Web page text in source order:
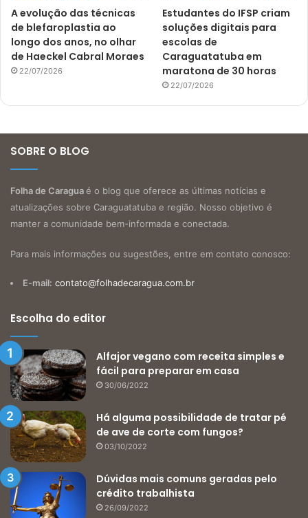
A evolução das técnicas
de blefaroplastia ao
longo dos anos, no olhar
de Haeckel Cabral Moraes
22/07/2026
Estudantes do IFSP criam
soluções digitais para
escolas de
Caraguatatuba em
maratona de 30 horas
22/07/2026
SOBRE O BLOG
Folha de Caraguaé o blog que oferece as últimas notícias e
atualizações sobre Caraguatatuba e região. Nosso objetivo é
manter a comunidade bem-informada e conectada.
Para mais informações ou sugestões, entre em contato conosco:
E-mail: contato@folhadecaragua.com.br
Escolha do editor
Alfajor vegano com receita simples e
fácil para preparar em casa
30/06/2022
Há alguma possibilidade de tratar pé
de ave de corte com fungos?
03/10/2022
Dúvidas mais comuns geradas pelo
crédito trabalhista
26/09/2022